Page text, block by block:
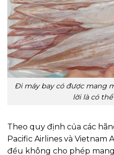
Đi máy bay có được mang
lời là có
Theo quy định của các
Pacific Airlines và Vietnam
đều không cho phép